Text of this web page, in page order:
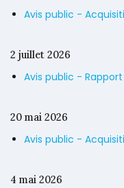
Avis public -
2 juillet 2026
Avis public -
20 mai 2026
Avis public -
4 mai 2026